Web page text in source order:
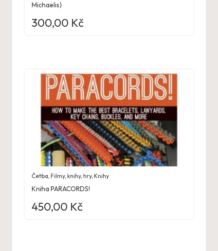
Michaelis)
300,00 Kč
Četba,Filmy, knihy, hry,Knihy
Kniha PARACORDS!
450,00 Kč